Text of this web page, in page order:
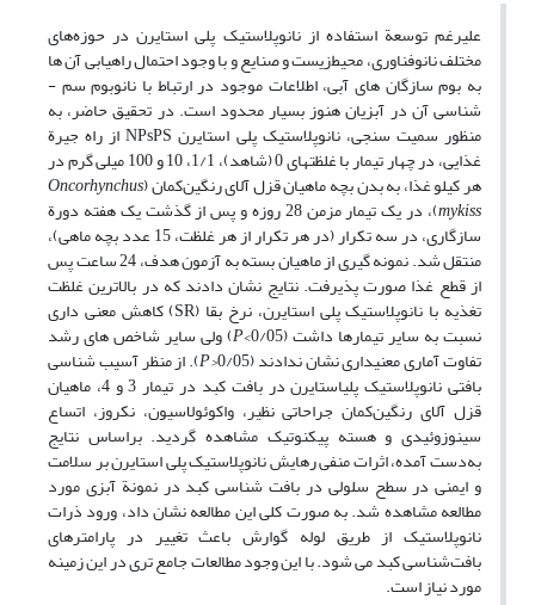
علی­رغم توسعة استفاده از نانوپلاستیک پلی­ استایرن در حوزه‌های
مختلف نانوفناوری، محیط‌زیست و صنایع و با وجود احتمال راهیابی آن­ ها
به بوم­ سازگان ­های آبی، اطلاعات موجود در ارتباط با نانوبوم ­سم ­
شناسی آن در آبزیان هنوز بسیار محدود است. در تحقیق حاضر، به
منظور سمیت­ سنجی، نانوپلاستیک پلی ­استایرن NPsPS از راه جیرة
غذایی، در چهار تیمار با غلظت­های 0 (شاهد)، 1/1، 10 و 100 میلی­ گرم در
هر کیلو غذا، به بدن بچه ­ماهیان قزل­ آلای رنگین‌کمان (Oncorhynchus
mykiss )، در یک تیمار مزمن 28 روزه و پس از گذشت یک هفته دورة
سازگاری، در سه تکرار (در هر تکرار از هر غلظت، 15 عدد بچه ­ماهی)،
منتقل شد. نمونه­ گیری از ماهیان بسته به آزمون هدف، 24 ساعت پس
از قطع غذا صورت پذیرفت. نتایج نشان دادند که در بالاترین غلظت
تغذیه با نانوپلاستیک پلی ­استایرن، نرخ بقا (SR) کاهش معنی­ داری
نسبت به سایر تیمارها داشت (0/05> P) ولی سایر شاخص­ های رشد
تفاوت آماری معنی­داری نشان ندادند (0/05 <P ). از منظر آسیب­ شناسی
بافتی نانوپلاستیک پلی­استایرن در بافت کبد در تیمار 3 و 4، ماهیان
قزل­ آلای رنگین‌کمان جراحاتی نظیر، واکوئولاسیون، نکروز، اتساع
سینوزوئیدی و هسته پیکنوتیک مشاهده گردید. براساس نتایج
به‌دست آمده، اثرات منفی رهایش نانوپلاستیک پلی ­استایرن بر سلامت
و ایمنی در سطح سلولی در بافت­ شناسی کبد در نمونة آبزی مورد
مطالعه مشاهده شد. به­ صورت کلی این مطالعه نشان داد، ورود ذرات
نانوپلاستیک از طریق لوله گوارش باعث تغییر در پارامتر­های
بافت‌شناسی کبد می­ شود. با این وجود مطالعات جامع ­تری در این زمینه
مورد نیاز است.